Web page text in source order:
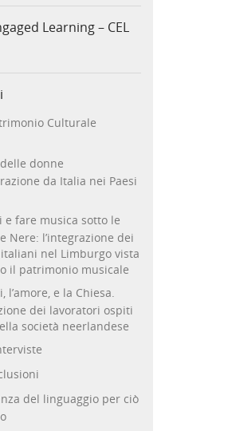
Learning – CEL
Culturale
donne
da Italia nei Paesi
e fare musica sotto le
Nere: l’integrazione dei
nel Limburgo vista
il patrimonio musicale
l’amore, e la Chiesa.
dei lavoratori ospiti
società neerlandese
del linguaggio per ciò